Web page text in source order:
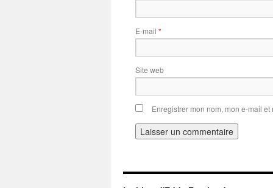
E-mail *
Site web
Enregistrer mon nom, mon e-mail